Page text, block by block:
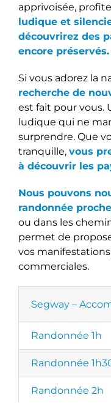
apprivoisée,
ludique et
découvrirez des
encore préservés.
Si vous adorez la
recherche de
est fait pour vous.
ludique qui ne
surprendre. Que
tranquille, vous
à découvrir les
Nous pouvons
randonnée
ou dans les
permet de
vos
commerciales.
Segway –
Randonnée 1h
Randonnée
Randonnée 2h